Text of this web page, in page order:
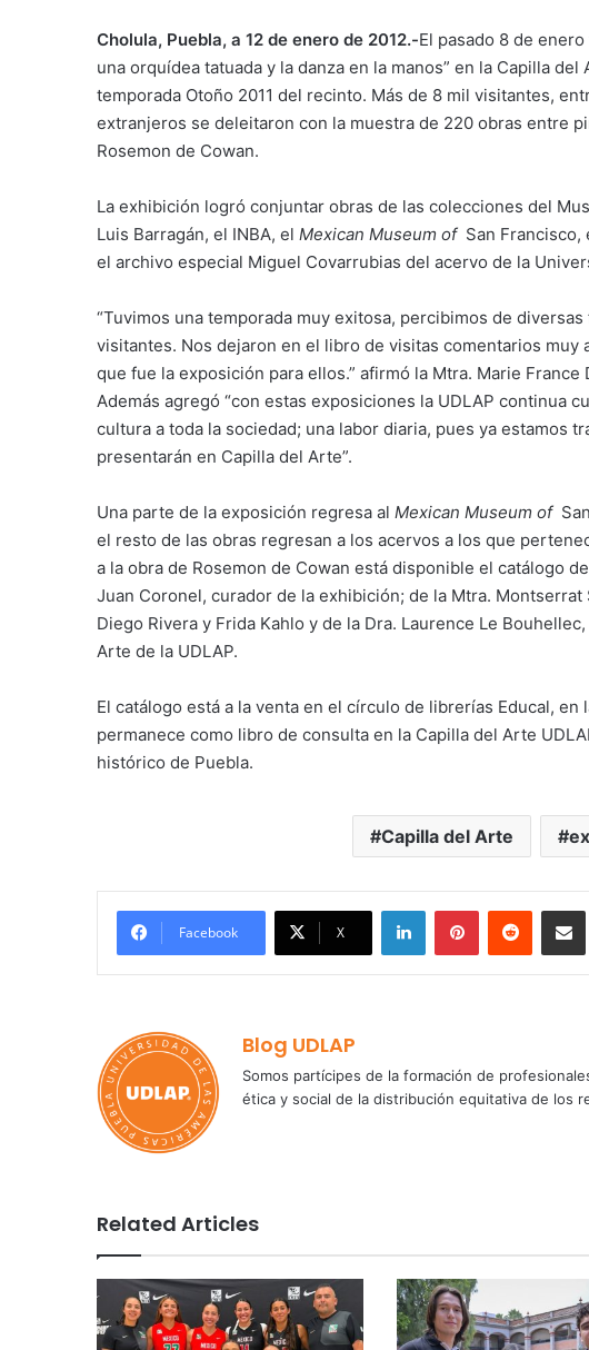
Cholula, Puebla, a 12 de enero de 2012.-El pasado 8 de
una orquídea tatuada y la danza en la manos” en la Capilla
temporada Otoño 2011 del recinto. Más de 8 mil visitantes,
extranjeros se deleitaron con la muestra de 220 obras entre
Rosemon de Cowan.
La exhibición logró conjuntar obras de las colecciones del
Luis Barragán, el INBA, el Mexican Museum ofSan Francisco,
el archivo especial Miguel Covarrubias del acervo de la
“Tuvimos una temporada muy exitosa, percibimos de
visitantes. Nos dejaron en el libro de visitas comentarios
que fue la exposición para ellos.” afirmó la Mtra. Marie
Además agregó “con estas exposiciones la UDLAP continua
cultura a toda la sociedad; una labor diaria, pues ya estamos
presentarán en Capilla del Arte”.
Una parte de la exposición regresa al Mexican Museum ofSan
el resto de las obras regresan a los acervos a los que
a la obra de Rosemon de Cowan está disponible el catálogo
Juan Coronel, curador de la exhibición; de la Mtra.
Diego Rivera y Frida Kahlo y de la Dra. Laurence Le
Arte de la UDLAP.
El catálogo está a la venta en el círculo de librerías Educal,
permanece como libro de consulta en la Capilla del Arte
histórico de Puebla.
Capilla del Arte
Facebook X
LinkedInPinterestReddit
Blog UDLAP
Somos partícipes de la formación de
ética y social de la distribución equitativa de los
Related Articles